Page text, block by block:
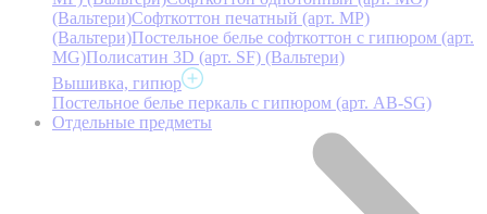
(Вальтери)Софткоттон печатный (арт. MР)
(Вальтери)Постельное белье софткоттон с гипюром (арт.
MG)Полисатин 3D (арт. SF) (Вальтери)
Вышивка, гипюр
Постельное белье перкаль с гипюром (арт. AB-SG)
Отдельные предметы